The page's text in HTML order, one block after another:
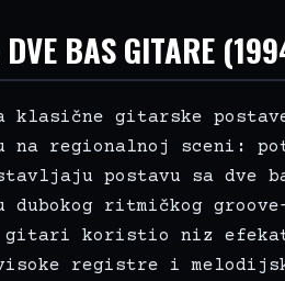
DVE BAS GITARE
klasične gitarske
na regionalnoj sceni:
postavu sa dve
ritmičkog
gitari koristio niz
registre i